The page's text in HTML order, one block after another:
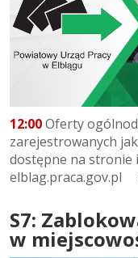
12:00Oferty
zarejestrowanych
dostępne na stronie
elblag.praca.gov.pl
S7:
w